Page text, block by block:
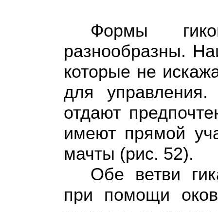
Формы
разнообразны.
которые не
для управления.
отдают
имеют прямой
мачты (рис. 52).
Обе ветви
при помощи